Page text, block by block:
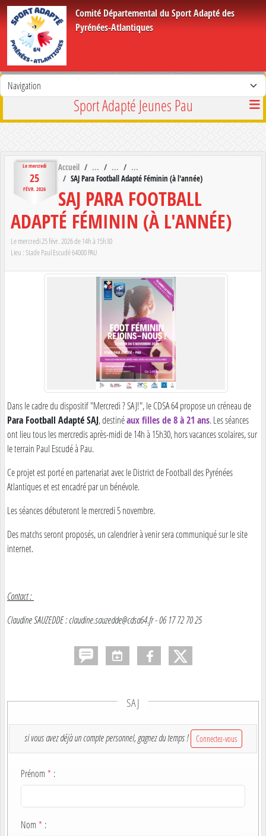
Comité Départemental du Sport Adapté des
Pyrénées-Atlantiques
Sport Adapté Jeunes Pau
Lemercredi
25
FÉVR.2026
Accueil
SAJ Para Football Adapté Féminin (à l'année)
SAJ PARA FOOTBALL
ADAPTÉ FÉMININ (À L'ANNÉE)
Lemercredi25févr. 2026de 14h à 15h30
Lieu :Stade Paul Escudé64000PAU
Dans le cadre du dispositif "Mercredi ? SAJ!", le CDSA 64 propose un créneau de
Para Football Adapté SAJ, destinéaux filles de 8 à 21 ans. Les séances
ont lieu tous les mercredis après-midi de 14h à 15h30, hors vacances scolaires, sur
le terrain Paul Escudé à Pau.
Ce projet est porté en partenariat avec le District de Football des Pyrénées
Atlantiques et est encadré par un bénévole.
Les séances débuteront le mercredi 5 novembre.
Des matchs seront proposés, un calendrier à venir sera communiqué sur le site
internet.
Contact :
Claudine SAUZEDDE : claudine.sauzedde@cdsa64.fr - 06 17 72 70 25
SAJ
si vous avez déjà un compte personnel, gagnez du temps ! Connectez-vous
Prénom * :
Nom * :
Panneau de gestion des cookies